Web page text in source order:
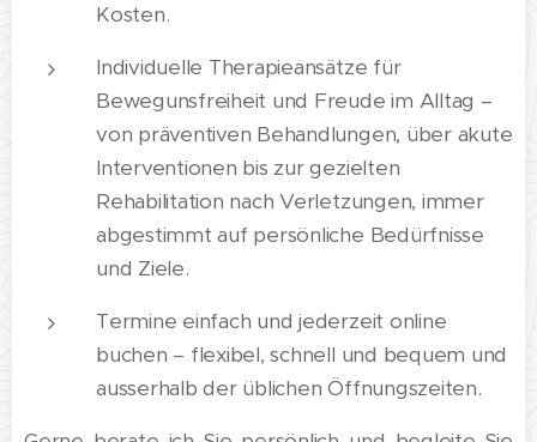
Kosten.
Individuelle Therapieansätze für
Bewegunsfreiheit und Freude im Alltag –
von präventiven Behandlungen, über akute
Interventionen bis zur gezielten
Rehabilitation nach Verletzungen, immer
abgestimmt auf persönliche Bedürfnisse
und Ziele.
Termine einfach und jederzeit online
buchen – flexibel, schnell und bequem und
ausserhalb der üblichen Öffnungszeiten.